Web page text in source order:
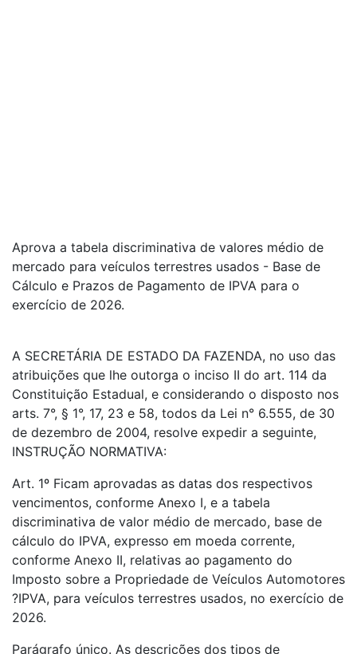
Aprova a tabela discriminativa de valores médio de
mercado para veículos terrestres usados - Base de
Cálculo e Prazos de Pagamento de IPVA para o
exercício de 2026.
A SECRETÁRIA DE ESTADO DA FAZENDA, no uso das
atribuições que lhe outorga o inciso II do art. 114 da
Constituição Estadual, e considerando o disposto nos
arts. 7°, § 1°, 17, 23 e 58, todos da Lei n° 6.555, de 30
de dezembro de 2004, resolve expedir a seguinte,
INSTRUÇÃO NORMATIVA:
Art. 1º Ficam aprovadas as datas dos respectivos
vencimentos, conforme Anexo I, e a tabela
discriminativa de valor médio de mercado, base de
cálculo do IPVA, expresso em moeda corrente,
conforme Anexo II, relativas ao pagamento do
Imposto sobre a Propriedade de Veículos Automotores
?IPVA, para veículos terrestres usados, no exercício de
2026.
Parágrafo único. As descrições dos tipos de